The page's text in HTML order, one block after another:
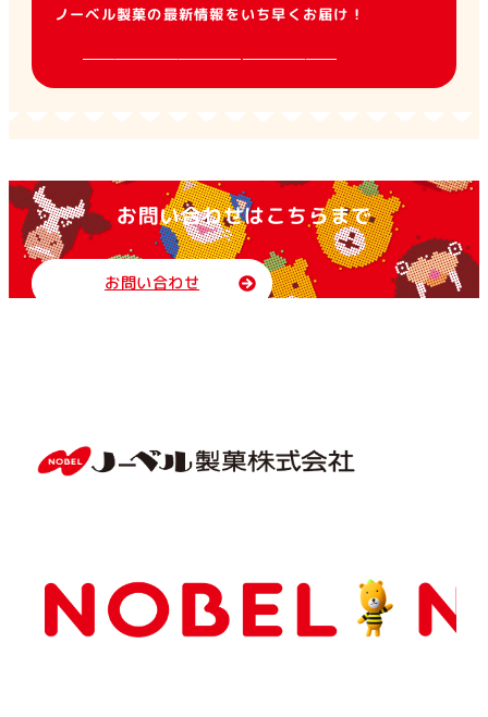
ノーベル製菓の最新情報をいち早くお届け！
お問い合わせはこちらまで
お問い合わせ